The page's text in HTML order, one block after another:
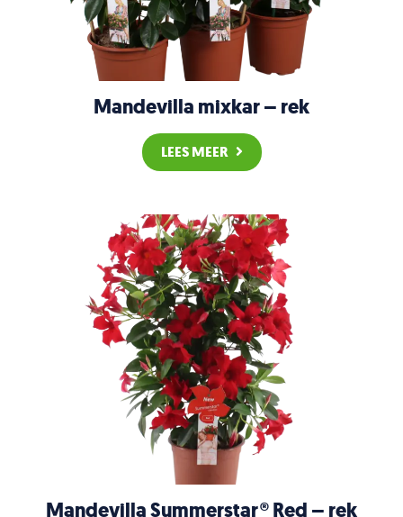
Mandevilla mixkar – rek
LEES MEER
Mandevilla Summerstar® Red – rek